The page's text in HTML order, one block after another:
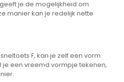
je de mogelijkheid om
manier kan je redelijk nette
F, kan je zelf een vorm
je een vreemd vormpje tekenen,